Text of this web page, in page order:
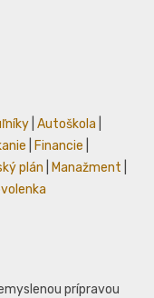
Autoškola
Financie
plán Manažment
prípravou